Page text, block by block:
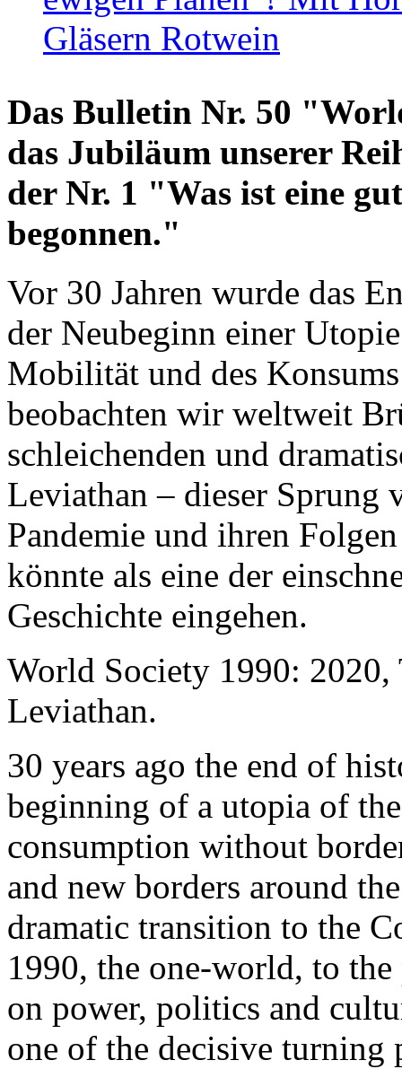
Gläsern Rotwein
Das Bulletin Nr. 50
das Jubiläum unserer
der Nr. 1 "Was ist eine
begonnen."
Vor 30 Jahren wurde das
der Neubeginn einer
Mobilität und des
beobachten wir weltweit
schleichenden und
Leviathan – dieser Sprung
Pandemie und ihren
könnte als eine der
Geschichte eingehen.
World Society 1990: 2020,
Leviathan.
30 years ago the end of
beginning of a utopia of
consumption without
and new borders around
dramatic transition to the
1990, the one-world, to the
on power, politics and
one of the decisive turning